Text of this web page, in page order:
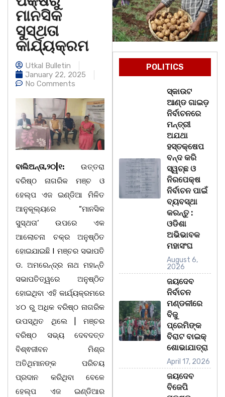
ମାନସିକ
ସୁସ୍ଥତା
କାର୍ଯ୍ୟକ୍ରମ
Utkal Bulletin
January 22, 2025
No Comments
ବାଲିଅନ୍ତା,୨୦|୧: ଉତ୍ତରା
ବରିଷ୍ଠ ନାଗରିକ ମଞ୍ଚ ଓ
ହେଲ୍ପ ଏଜ ଇଣ୍ଡିଆ ମିଳିତ
ଆନୁକୂଲ୍ୟରେ “ମାନସିକ
ସୁସ୍ଥତା’ ଉପରେ ଏକ
ଆଲୋଚନା ଚକ୍ର ଅନୁଷ୍ଠିତ
ହୋଇଯାଇଛି l ମଞ୍ଚର ସଭାପତି
ଡ. ଅମରେନ୍ଦ୍ର ନାଥ ମହାନ୍ତି
ସଭାପତିତ୍ୱରେ ଅନୁଷ୍ଠିତ
ହୋଇଥିବା ଏହି କାର୍ଯ୍ୟକ୍ରମରେ
୪୦ ରୁ ଅଧିକ ବରିଷ୍ଠ ନାଗରିକ
ଉପସ୍ଥିତ ଥିଲେ | ମଞ୍ଚର
ବରିଷ୍ଠ ସଭ୍ୟ ଦେବଦତ୍ତ
ବିଶ୍ଵଜୀବନ ମିଶ୍ର
ଅତିଥିମାନଙ୍କ ପରିଚୟ
ପ୍ରଦାନ କରିଥିବା ବେଳେ
ହେଲ୍ପ ଏଜ ଇଣ୍ଡିଆର
POLITICS
ସ୍କାଉଟ
ଆଣ୍ଡ ଗାଇଡ଼
ନିର୍ବାଚନରେ
ମନ୍ତ୍ରୀ
ଅଯଥା
ହସ୍ତକ୍ଷେପ
ବନ୍ଦ କରି
ସ୍ୱଚ୍ଛ ଓ
ନିରପେକ୍ଷ
ନିର୍ବାଚନ ପାଇଁ
ବ୍ୟବସ୍ଥା
କରନ୍ତୁ :
ଓଡିଶା
ଅଭିଭାବକ
ମହାସଂଘ
August 6,
2026
ଜୟଦେବ
ନିର୍ବାଚନ
ମଣ୍ଡଳୀରେ
ବିଜୁ
ପ୍ରେମିଙ୍କ
ବିରାଟ ବାଇକ୍
ଶୋଭାଯାତ୍ରା
April 17, 2026
ଜୟଦେବ
ବିଜେପି